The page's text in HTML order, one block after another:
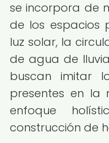
se incorpora de
de los espacios
luz solar, la
de agua de
buscan imitar
presentes en la
enfoque
construcción de